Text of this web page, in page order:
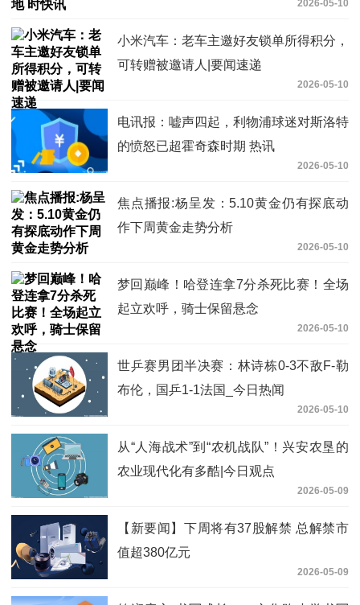
2026-05-10
小米汽车：老车主邀好友锁单所得积分，
可转赠被邀请人|要闻速递
2026-05-10
电讯报：嘘声四起，利物浦球迷对斯洛特
的愤怒已超霍奇森时期 热讯
2026-05-10
焦点播报:杨呈发：5.10黄金仍有探底动
作下周黄金走势分析
2026-05-10
梦回巅峰！哈登连拿7分杀死比赛！全场
起立欢呼，骑士保留悬念
2026-05-10
世乒赛男团半决赛：林诗栋0-3不敌F-勒
布伦，国乒1-1法国_今日热闻
2026-05-10
从“人海战术”到“农机战队”！兴安农垦的
农业现代化有多酷|今日观点
2026-05-09
【新要闻】下周将有37股解禁 总解禁市
值超380亿元
2026-05-09